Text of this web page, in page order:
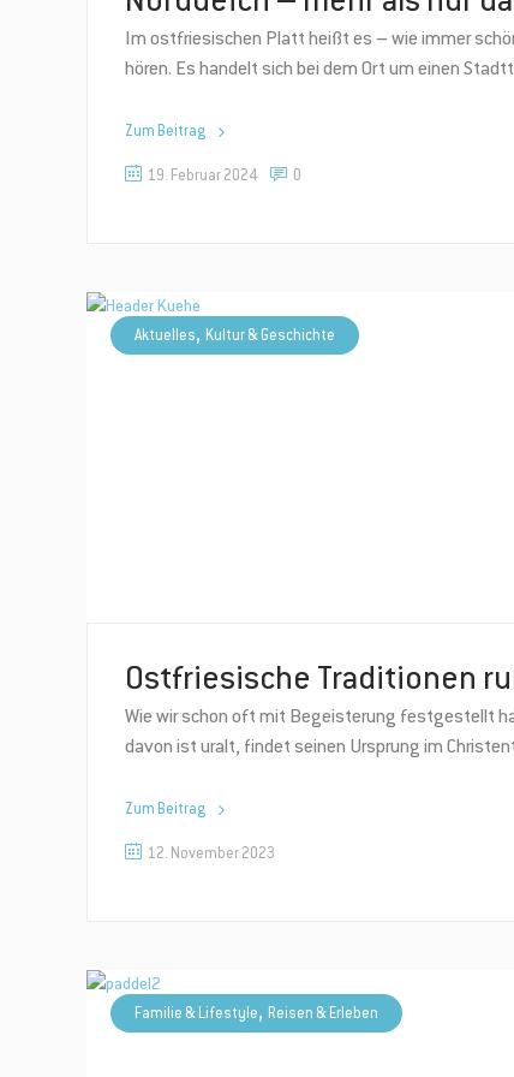
Im ostfriesischen Platt heißt es – wie immer
hören. Es handelt sich bei dem Ort um einen
Zum Beitrag
19. Februar 2024 0
Aktuelles, Kultur & Geschichte
Ostfriesische Traditionen
Wie wir schon oft mit Begeisterung festgestellt
davon ist uralt, findet seinen Ursprung im
Zum Beitrag
12. November 2023
Familie & Lifestyle, Reisen & Erleben